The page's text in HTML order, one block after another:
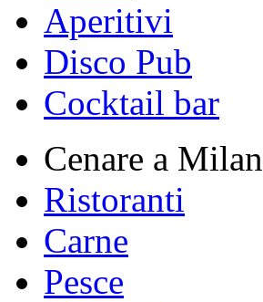
Aperitivi
Disco Pub
Cocktail bar
Cenare a
Ristoranti
Carne
Pesce